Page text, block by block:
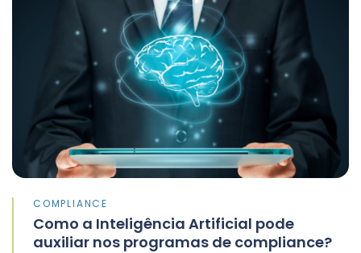
COMPLIANCE
Como a Inteligência Artificial pode
auxiliar nos programas de compliance?